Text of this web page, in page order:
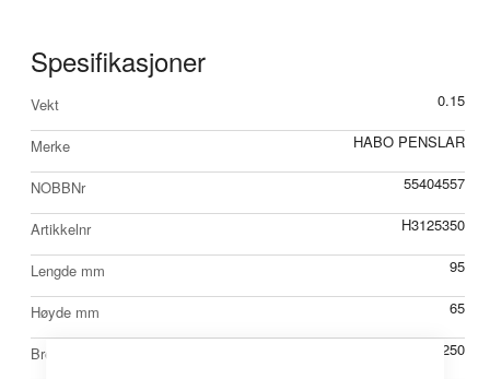
Spesifikasjoner
Mer
informasjon
Vekt 0.15
Merke HABO PENSLAR
NOBBNr 55404557
Artikkelnr H3125350
Lengde mm 95
Høyde mm 65
Bredde mm 250